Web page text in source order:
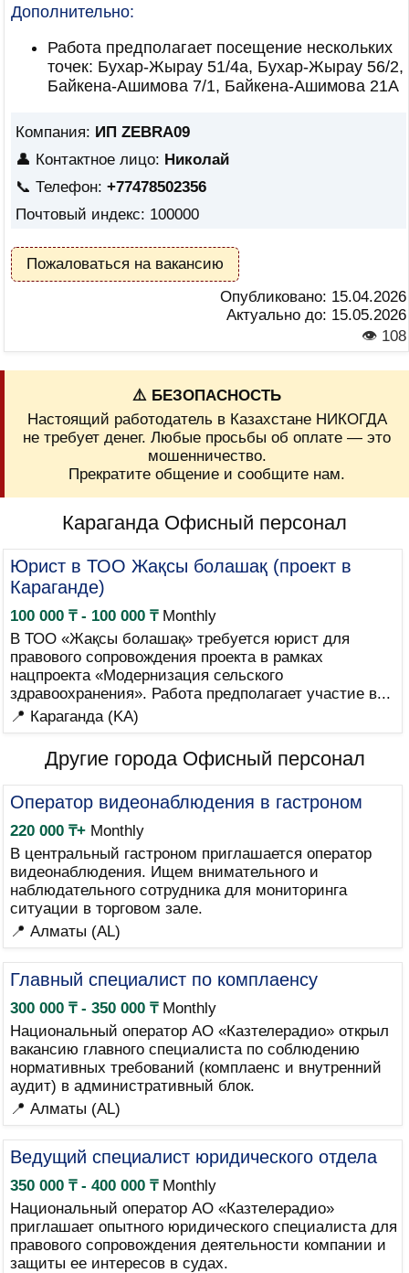
Дополнительно:
Работа предполагает посещение нескольких
точек: Бухар-Жырау 51/4а, Бухар-Жырау 56/2,
Байкена-Ашимова 7/1, Байкена-Ашимова 21А
Компания: ИП ZEBRA09
👤 Контактное лицо: Николай
📞 Телефон: +77478502356
Почтовый индекс: 100000
Пожаловаться на вакансию
Опубликовано: 15.04.2026
Актуально до: 15.05.2026
👁 108
⚠️ БЕЗОПАСНОСТЬ
Настоящий работодатель в Казахстане НИКОГДА
не требует денег. Любые просьбы об оплате — это
мошенничество.
Прекратите общение и сообщите нам.
Караганда Офисный персонал
Юрист в ТОО Жақсы болашақ (проект в
Караганде)
100 000 ₸ - 100 000 ₸Monthly
В ТОО «Жақсы болашақ» требуется юрист для
правового сопровождения проекта в рамках
нацпроекта «Модернизация сельского
здравоохранения». Работа предполагает участие в...
📍 Караганда (KA)
Другие города Офисный персонал
Оператор видеонаблюдения в гастроном
220 000 ₸+Monthly
В центральный гастроном приглашается оператор
видеонаблюдения. Ищем внимательного и
наблюдательного сотрудника для мониторинга
ситуации в торговом зале.
📍 Алматы (AL)
Главный специалист по комплаенсу
300 000 ₸ - 350 000 ₸Monthly
Национальный оператор АО «Казтелерадио» открыл
вакансию главного специалиста по соблюдению
нормативных требований (комплаенс и внутренний
аудит) в административный блок.
📍 Алматы (AL)
Ведущий специалист юридического отдела
350 000 ₸ - 400 000 ₸Monthly
Национальный оператор АО «Казтелерадио»
приглашает опытного юридического специалиста для
правового сопровождения деятельности компании и
защиты ее интересов в судах.